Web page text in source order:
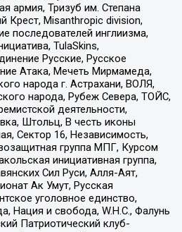
армия, Тризуб им. Степана
Крест, Misanthropic division,
последователей инглиизма,
TulaSkins,
Русские, Русское
Атака, Мечеть Мирмамеда,
народа г. Астрахани, ВОЛЯ,
народа, Рубеж Севера, ТОЙС,
деятельности,
Штольц, В честь иконы
Сектор 16, Независимость,
группа МПГ, Курсом
инициативная группа,
Сил Руси, Алля-Аят,
Ак Умут, Русская
уголовное единство,
Нация и свобода, W.H.С., Фалунь
Патриотический клуб-